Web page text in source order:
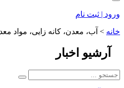
ورود | ثبت نام
خانه > آب، معدن، کانه زایی، مواد
آرشیو اخبار